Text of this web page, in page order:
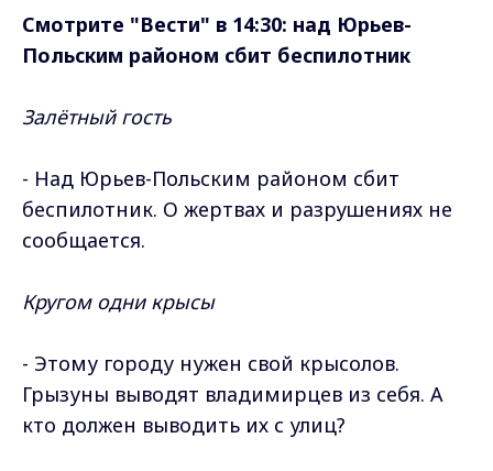
Смотрите "Вести" в 14:30: над Юрьев-
Польским районом сбит беспилотник
Залётный гость
- Над Юрьев-Польским районом сбит
беспилотник. О жертвах и разрушениях не
сообщается.
Кругом одни крысы
- Этому городу нужен свой крысолов.
Грызуны выводят владимирцев из себя. А
кто должен выводить их с улиц?